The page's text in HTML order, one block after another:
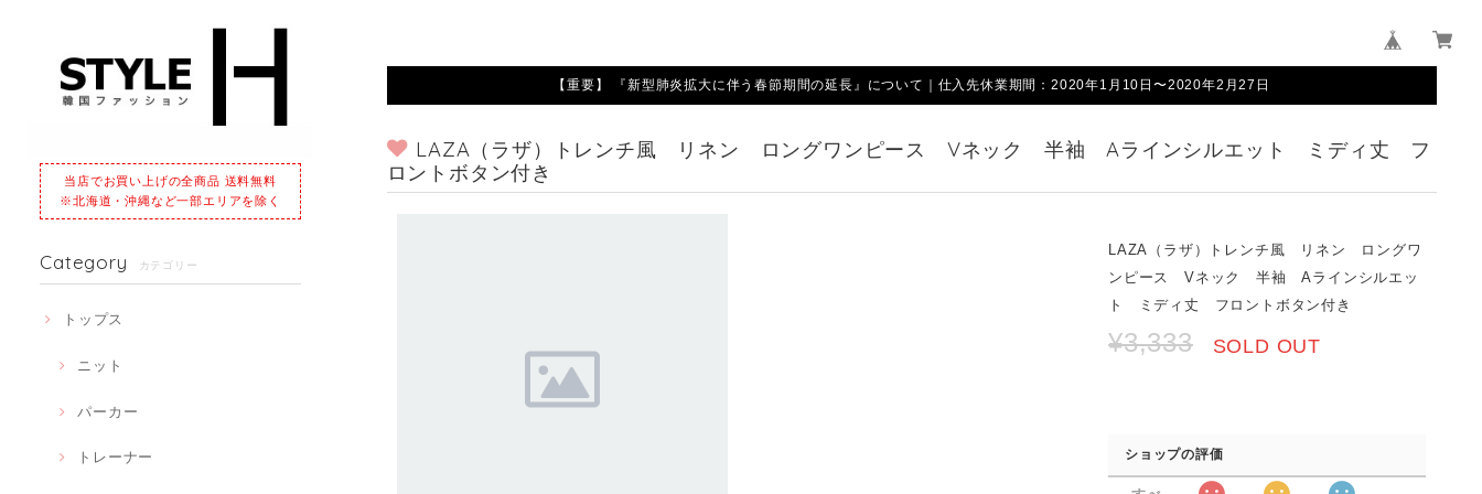
当店でお買い上げの全商品 送料無料
※北海道・沖縄など一部エリアを除く
Category カテゴリー
トップス
ニット
パーカー
トレーナー
【重要】 『新型肺炎拡大に伴う春節期間の延長』について｜仕入先休業期間：2020年1月10日〜2020年2月27日
LAZA（ラザ）トレンチ風 リネン ロングワンピース Vネック 半袖 Aラインシルエット ミディ丈 フ
ロントボタン付き
LAZA（ラザ）トレンチ風 リネン ロングワ
ンピース Vネック 半袖 Aラインシルエッ
ト ミディ丈 フロントボタン付き
¥3,333 SOLD OUT
ショップの評価